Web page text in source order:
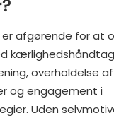
afgørende for at
overholdelse af
og engagement i
Uden